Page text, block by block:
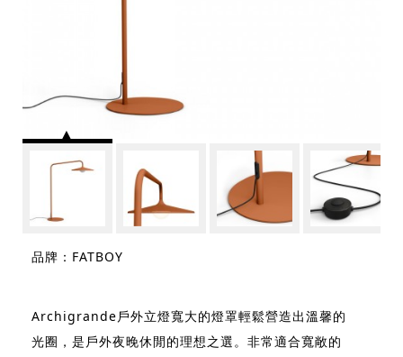
品牌：FATBOY
Archigrande戶外立燈寬大的燈罩輕鬆營造出溫馨的
光圈，是戶外夜晚休閒的理想之選。非常適合寬敞的